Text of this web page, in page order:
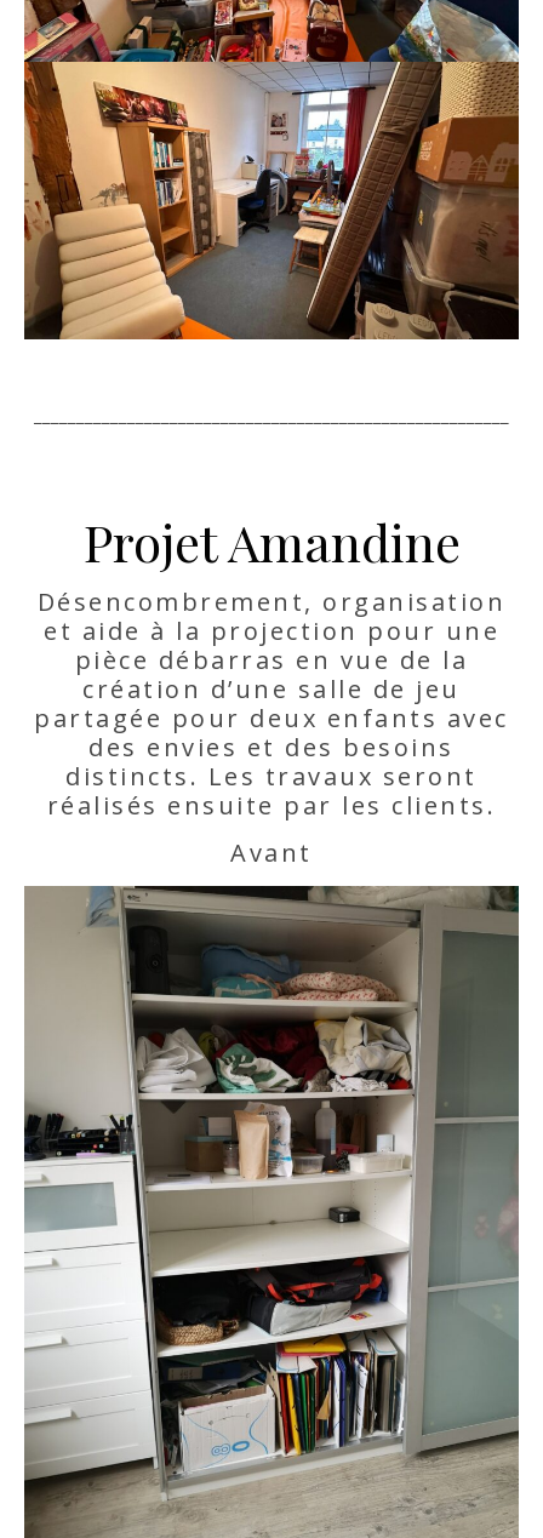
Projet Amandine
Désencombrement, organisation
et aide à la projection pour une
pièce débarras en vue de la
création d’une salle de jeu
partagée pour deux enfants avec
des envies et des besoins
distincts. Les travaux seront
réalisés ensuite par les clients.
Avant